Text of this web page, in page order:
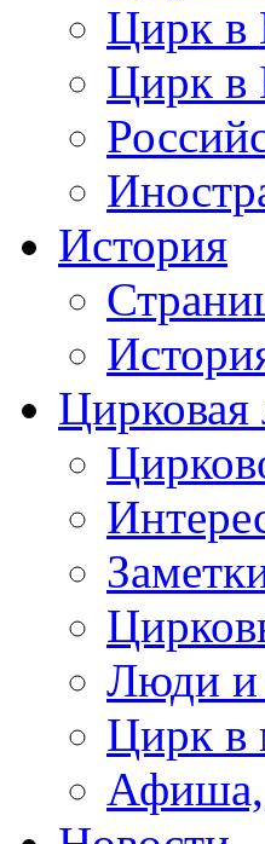
Цирк в
Цирк в
История
Цирковая
Люди и
Цирк в
Афиша,